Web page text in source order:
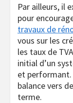
Par ailleurs, il
pour
travaux de
vous sur les
les taux de
initial d’un
et performant.
balance vers
terme.